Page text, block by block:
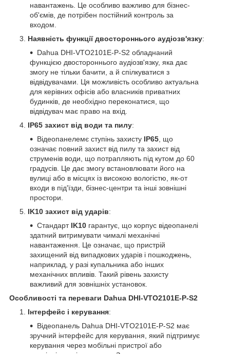
навантажень. Це особливо важливо для бізнес-
об'ємів, де потрібен постійний контроль за
входом.
Наявність функції двостороннього аудіозв'язку:
Dahua DHI-VTO2101E-P-S2 обладнаний
функцією двостороннього аудіозв'язку, яка дає
змогу не тільки бачити, а й спілкуватися з
відвідувачами. Ця можливість особливо актуальна
для керівних офісів або власників приватних
будинків, де необхідно переконатися, що
відвідувач має право на вхід.
IP65 захист від води та пилу:
Відеопанелемє ступінь захисту IP65 , що
означає повний захист від пилу та захист від
струменів води, що потрапляють під кутом до 60
градусів. Це дає змогу встановлювати його на
вулиці або в місцях із високою вологістю, як-от
входи в під'їзди, бізнес-центри та інші зовнішні
простори.
IK10 захист від ударів:
Стандарт IK10 гарантує, що корпус відеопанелі
здатний витримувати чималі механічні
навантаження. Це означає, що пристрій
захищений від випадкових ударів і пошкоджень,
наприклад, у разі купальника або інших
механічних впливів. Такий рівень захисту
важливий для зовнішніх установок.
Особливості та переваги Dahua DHI-VTO2101E-P-S2
Інтерфейс і керування:
Відеопанель Dahua DHI-VTO2101E-P-S2 має
зручний інтерфейс для керування, який підтримує
керування через мобільні пристрої або